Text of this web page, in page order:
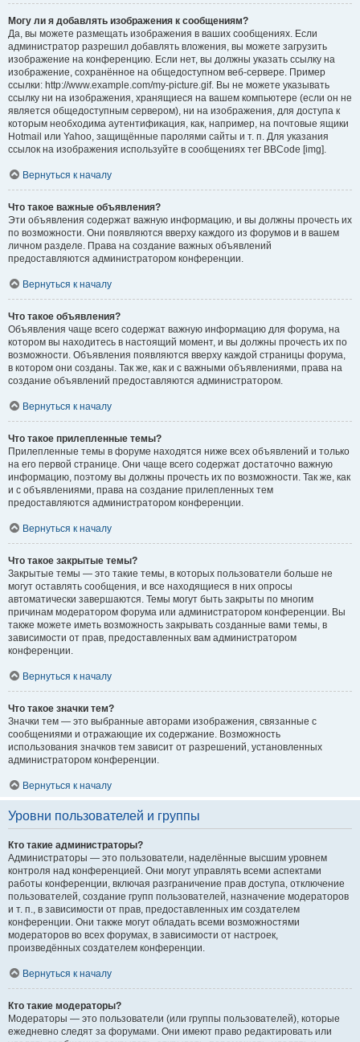
Могу ли я добавлять изображения к сообщениям?
Да, вы можете размещать изображения в ваших сообщениях. Если
администратор разрешил добавлять вложения, вы можете загрузить
изображение на конференцию. Если нет, вы должны указать ссылку на
изображение, сохранённое на общедоступном веб-сервере. Пример
ссылки: http://www.example.com/my-picture.gif. Вы не можете указывать
ссылку ни на изображения, хранящиеся на вашем компьютере (если он не
является общедоступным сервером), ни на изображения, для доступа к
которым необходима аутентификация, как, например, на почтовые ящики
Hotmail или Yahoo, защищённые паролями сайты и т. п. Для указания
ссылок на изображения используйте в сообщениях тег BBCode [img].
Вернуться к началу
Что такое важные объявления?
Эти объявления содержат важную информацию, и вы должны прочесть их
по возможности. Они появляются вверху каждого из форумов и в вашем
личном разделе. Права на создание важных объявлений
предоставляются администратором конференции.
Вернуться к началу
Что такое объявления?
Объявления чаще всего содержат важную информацию для форума, на
котором вы находитесь в настоящий момент, и вы должны прочесть их по
возможности. Объявления появляются вверху каждой страницы форума,
в котором они созданы. Так же, как и с важными объявлениями, права на
создание объявлений предоставляются администратором.
Вернуться к началу
Что такое прилепленные темы?
Прилепленные темы в форуме находятся ниже всех объявлений и только
на его первой странице. Они чаще всего содержат достаточно важную
информацию, поэтому вы должны прочесть их по возможности. Так же, как
и с объявлениями, права на создание прилепленных тем
предоставляются администратором конференции.
Вернуться к началу
Что такое закрытые темы?
Закрытые темы — это такие темы, в которых пользователи больше не
могут оставлять сообщения, и все находящиеся в них опросы
автоматически завершаются. Темы могут быть закрыты по многим
причинам модератором форума или администратором конференции. Вы
также можете иметь возможность закрывать созданные вами темы, в
зависимости от прав, предоставленных вам администратором
конференции.
Вернуться к началу
Что такое значки тем?
Значки тем — это выбранные авторами изображения, связанные с
сообщениями и отражающие их содержание. Возможность
использования значков тем зависит от разрешений, установленных
администратором конференции.
Вернуться к началу
Уровни пользователей и группы
Кто такие администраторы?
Администраторы — это пользователи, наделённые высшим уровнем
контроля над конференцией. Они могут управлять всеми аспектами
работы конференции, включая разграничение прав доступа, отключение
пользователей, создание групп пользователей, назначение модераторов
и т. п., в зависимости от прав, предоставленных им создателем
конференции. Они также могут обладать всеми возможностями
модераторов во всех форумах, в зависимости от настроек,
произведённых создателем конференции.
Вернуться к началу
Кто такие модераторы?
Модераторы — это пользователи (или группы пользователей), которые
ежедневно следят за форумами. Они имеют право редактировать или